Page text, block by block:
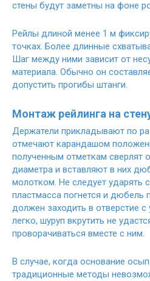
стены будут заметны на фоне
Рейлы длиной менее 1 м
точках. Более длинные
Шаг между ними зависит от
материала. Обычно он
допустить прогибы штанги.
Монтаж рейлинга на
Держатели прикладывают по
отмечают карандашом
полученным отметкам сверлят
диаметра и вставляют в них
молотком. Не следует ударять
пластмасса погнется и дюбель
должен заходить в отверстие с
легко, шуруп вкрутить не
проворачиваться вместе с ним.
В случае, когда основание
традиционные методы